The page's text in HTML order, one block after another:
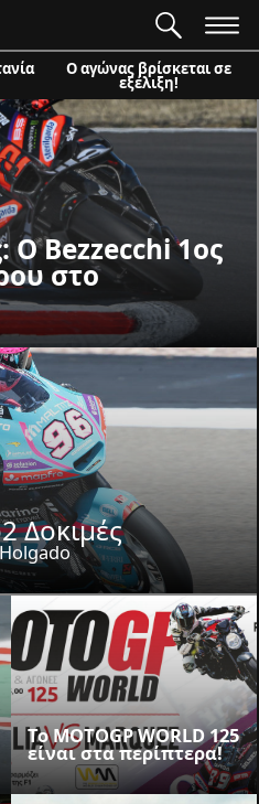
Ο αγώνας βρίσκεται σε
εξέλιξη!
Ο Bezzecchi 1ος
στο
Δοκιμές
To MOTOGP WORLD 125
είναι στα περίπτερα!